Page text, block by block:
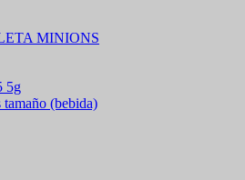
MINIONS
5g
tamaño (bebida)